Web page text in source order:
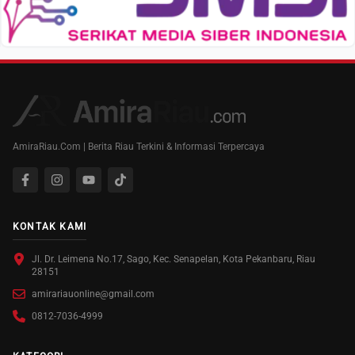
AmiraRiau.Com | Berita Riau Terkini & Informasi Terpercaya
KONTAK KAMI
Jl. Dr. Leimena No.17, Sago, Kec. Senapelan, Kota Pekanbaru, Riau
28151
amirariauonline@gmail.com
0812-7036-4999